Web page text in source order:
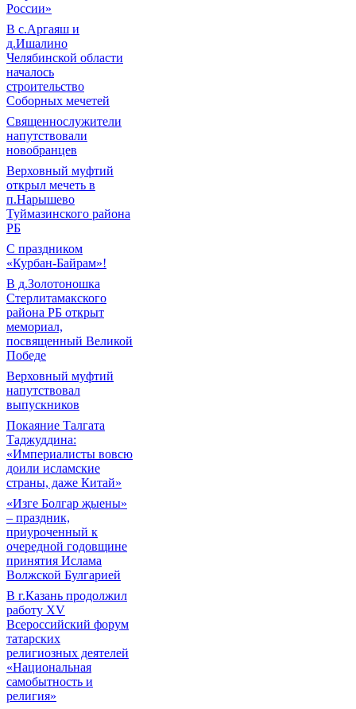
России»
В с.Аргаяш и
д.Ишалино
Челябинской области
началось
строительство
Соборных мечетей
Священнослужители
напутствовали
новобранцев
Верховный муфтий
открыл мечеть в
п.Нарышево
Туймазинского района
РБ
С праздником
«Курбан-Байрам»!
В д.Золотоношка
Стерлитамакского
района РБ открыт
мемориал,
посвященный Великой
Победе
Верховный муфтий
напутствовал
выпускников
Покаяние Талгата
Таджуддина:
«Империалисты вовсю
доили исламские
страны, даже Китай»
«Изге Болгар җыены»
– праздник,
приуроченный к
очередной годовщине
принятия Ислама
Волжской Булгарией
В г.Казань продолжил
работу XV
Всероссийский форум
татарских
религиозных деятелей
«Национальная
самобытность и
религия»